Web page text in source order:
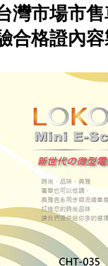
灣市場市
合格證內